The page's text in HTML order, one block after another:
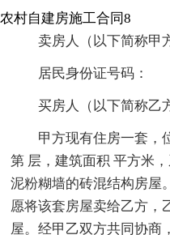
农村自建房施工合同8
卖房人（以下简称甲
居民身份证号码：
买房人（以下简称乙
甲方现有住房一套，
第 层，建筑面积 平方米
泥粉糊墙的砖混结构房屋
愿将该套房屋卖给乙方，
屋。经甲乙双方共同协商